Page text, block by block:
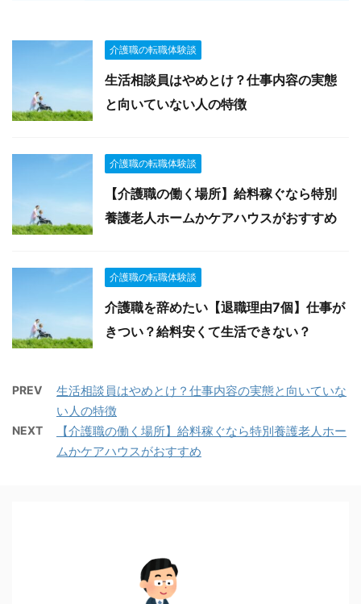
介護職の転職体験談
生活相談員はやめとけ？仕事内容の実態
と向いていない人の特徴
介護職の転職体験談
【介護職の働く場所】給料稼ぐなら特別
養護老人ホームかケアハウスがおすすめ
介護職の転職体験談
介護職を辞めたい【退職理由7個】仕事が
きつい？給料安くて生活できない？
PREV
生活相談員はやめとけ？仕事内容の実態と向いていな
い人の特徴
NEXT
【介護職の働く場所】給料稼ぐなら特別養護老人ホー
ムかケアハウスがおすすめ